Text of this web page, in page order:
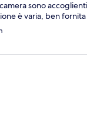
sono
è varia, ben